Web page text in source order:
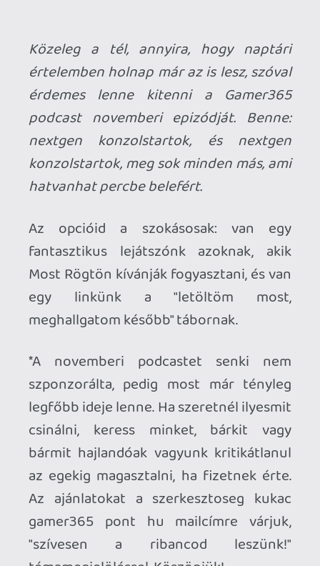
konzolstartok, meg sok minden más, ami
hatvanhat percbe belefért.
Az opcióid a szokásosak: van egy
fantasztikus lejátszónk azoknak, akik
Most Rögtön kívánják fogyasztani, és van
egy linkünk a "letöltöm most,
meghallgatom később" tábornak.
*A novemberi podcastet senki nem
legfőbb ideje lenne. Ha szeretnél ilyesmit
csinálni, keress minket, bárkit vagy
bármit hajlandóak vagyunk kritikátlanul
az egekig magasztalni, ha fizetnek érte.
Az ajánlatokat a szerkesztoseg kukac
gamer365 pont hu mailcímre várjuk,
"szívesen a ribancod leszünk!"
Letöltés: Gamer365 podcast 2013
november
Ahhoz, hogy te is hozzászólj, be kell